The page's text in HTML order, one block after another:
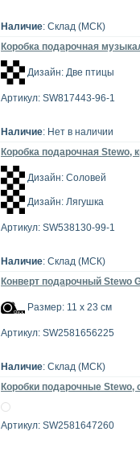
Наличие: Склад (МСК)
Коробка подарочная
Дизайн: Две птицы
Артикул: SW817443-96-1
Наличие: Нет в наличии
Коробка подарочная Stewo,
Дизайн: Соловей
Дизайн: Лягушка
Артикул: SW538130-99-1
Наличие: Склад (МСК)
Конверт подарочный Stewo
Размер: 11 х 23 см
Артикул: SW2581656225
Наличие: Склад (МСК)
Коробки подарочные
Артикул: SW2581647260